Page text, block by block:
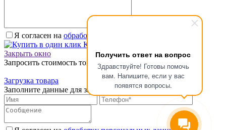
Получить ответ на вопрос
Здравствуйте! Готовы помочь
вам. Напишите, если у вас
появятся вопросы.
Я согласен на обработку персональных данных.
Купить в один клик
Закрыть окно
Запросить стоимость товара
Загрузка товара
Заполните данные для запроса цены